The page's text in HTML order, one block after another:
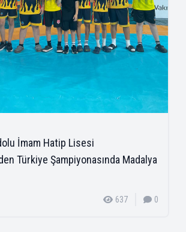
İmam Hatip Lisesi
Türkiye Şampiyonasında Madalya
637 0